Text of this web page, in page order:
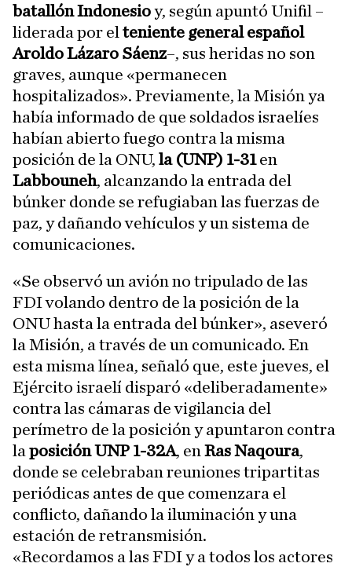
batallón Indonesioy, según apuntó Unifil –
liderada por el teniente general español
Aroldo Lázaro Sáenz–, sus heridas no son
graves, aunque «permanecen
hospitalizados». Previamente, la Misión ya
había informado de que soldados israelíes
habían abierto fuego contra la misma
posición de la ONU, la (UNP) 1-31en
Labbouneh, alcanzando la entrada del
búnker donde se refugiaban las fuerzas de
paz, y dañando vehículos y un sistema de
comunicaciones.
«Se observó un avión no tripulado de las
FDI volando dentro de la posición de la
ONU hasta la entrada del búnker», aseveró
la Misión, a través de un comunicado. En
esta misma línea, señaló que, este jueves, el
Ejército israelí disparó «deliberadamente»
contra las cámaras de vigilancia del
perímetro de la posición y apuntaron contra
la posición UNP 1-32A, en Ras Naqoura,
donde se celebraban reuniones tripartitas
periódicas antes de que comenzara el
conflicto, dañando la iluminación y una
estación de retransmisión.
«Recordamos a las FDI y a todos los actores